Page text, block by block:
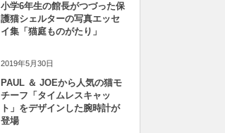
小学6年生の館長がつづった保
護猫シェルターの写真エッセ
イ集「猫庭ものがたり」
2019年5月30日
PAUL ＆ JOEから人気の猫モ
チーフ「タイムレスキャッ
ト」をデザインした腕時計が
登場